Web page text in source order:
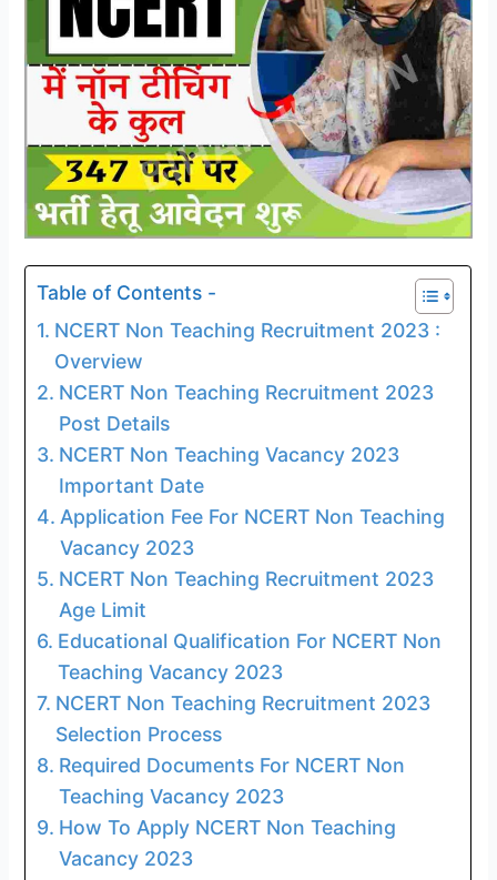
Table of Contents -
NCERT Non Teaching Recruitment 2023 :
Overview
NCERT Non Teaching Recruitment 2023
Post Details
NCERT Non Teaching Vacancy 2023
Important Date
Application Fee For NCERT Non Teaching
Vacancy 2023
NCERT Non Teaching Recruitment 2023
Age Limit
Educational Qualification For NCERT Non
Teaching Vacancy 2023
NCERT Non Teaching Recruitment 2023
Selection Process
Required Documents For NCERT Non
Teaching Vacancy 2023
How To Apply NCERT Non Teaching
Vacancy 2023